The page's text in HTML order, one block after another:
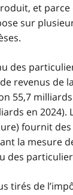
et
sur
des
revenus de
55,7
en 2024).
fournit
la mesure
des
tirés de